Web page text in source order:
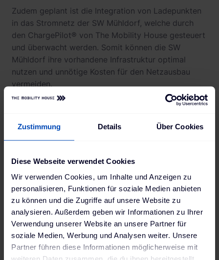
Zustimmung Details Über Cookies
Diese Webseite verwendet Cookies
Wir verwenden Cookies, um Inhalte und Anzeigen zu
personalisieren, Funktionen für soziale Medien anbieten
zu können und die Zugriffe auf unsere Website zu
analysieren. Außerdem geben wir Informationen zu Ihrer
Verwendung unserer Website an unsere Partner für
soziale Medien, Werbung und Analysen weiter. Unsere
Partner führen diese Informationen möglicherweise mit
Zudem geplant ist die Integration von Ladepunkten
in das Stromnetz der SW Mühldorf, welche durch
den ChargePilot® von The Mobility House gesteuert
und überwacht werden. Somit können die SW
Mühldorf ihre vorhandene Infrastruktur optimal
nutzen und unnötige Kosten für den Netzausbau
vermeiden.
Vor Ort fungieren die SW Mühldorf als kompetente,
gemeinsam mit The Mobility House zu individuellen
Ladestation über TMH bieten die SW Mühldorf ihren
Kunden weitere Angebote, wie eine 50 €
Einkaufsgutschrift, die am Ende des
Bestellprozesses von der Gesamtsumme abgezogen
wird, an. Durch intelligentes Laden können
beispielsweise zu einem bestimmten Zeitpunkt
bestehende Energiereserven besser genutzt werden.
The Mobility House verfügt über langjährige